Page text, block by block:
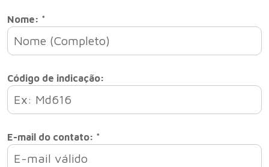
Nome: *
Código de indicação:
E-mail do contato: *